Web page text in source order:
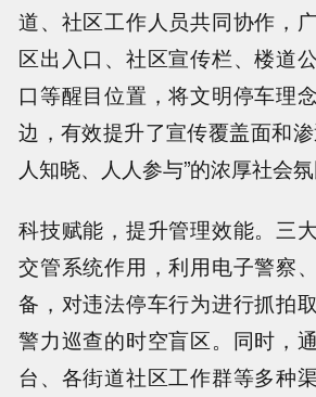
道、社区工作人员共同协作，
区出入口、社区宣传栏、楼道
口等醒目位置，将文明停车理
边，有效提升了宣传覆盖面和
人知晓、人人参与”的浓厚社会氛
科技赋能，提升管理效能。三
交管系统作用，利用电子警察
备，对违法停车行为进行抓拍
警力巡查的时空盲区。同时，
台、各街道社区工作群等多种